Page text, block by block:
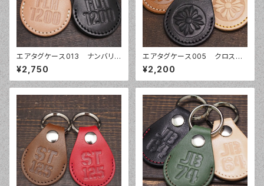
エアタグケース013 ナンバリン
グ ナンバープレート 車体番号
誕生日 本革レザー エアタグ ケ
ース カバー AirTag 栃木レザ
¥2,750
エアタグケース005 クロス
エアタグカバー オーダーメイ
ド 本革レザー AirTag 栃
木レザー 姫路レザー
¥2,200